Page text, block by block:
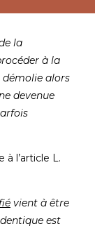
la
à la
démolie alors
devenue
l’article L.
vient à être
est